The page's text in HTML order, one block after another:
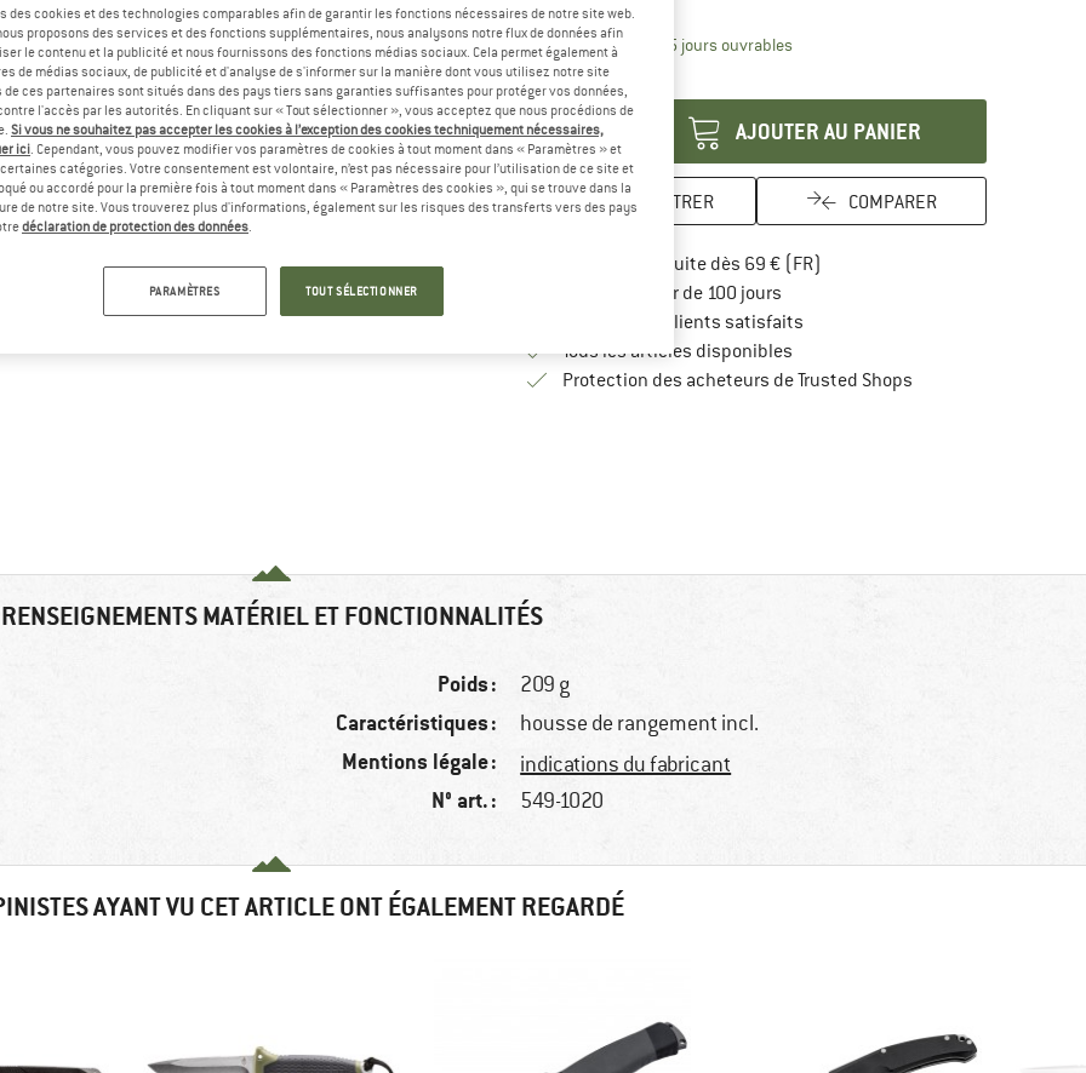
Délai de livraison: 3-5 jours ouvrablesLe lien s'ouvre dans une boîte
Quantité:
AJOUTER AU PANIER
ENREGISTRER COMPARER
Livraison gratuite dès 69 € (FR)
Droit de retour de 100 joursTrouve les informations de
> 4 000 000 clients satisfaits
Tous les articles disponibles
Protection des acheteurs de Trusted ShopsTrouve toutes les
RENSEIGNEMENTS MATÉRIEL ET FONCTIONNALITÉS
Poids : 209 g
Caractéristiques : housse de rangement incl.
Mentions légale : indications du fabricant
N° art. : 549-1020
AYANT VU CET ARTICLE ONT ÉGALEMENT REGARDÉ
des cookies et des technologies comparables afin de garantir les fonctions nécessaires de notre site web.
proposons des services et des fonctions supplémentaires, nous analysons notre flux de données afin
le contenu et la publicité et nous fournissons des fonctions médias sociaux. Cela permet également à
de médias sociaux, de publicité et d'analyse de s'informer sur la manière dont vous utilisez notre site
de ces partenaires sont situés dans des pays tiers sans garanties suffisantes pour protéger vos données,
l'accès par les autorités. En cliquant sur « Tout sélectionner », vous acceptez que nous procédions de
Si vous ne souhaitez pas accepter les cookies à l’exception des cookies techniquement nécessaires,
ici . Cependant, vous pouvez modifier vos paramètres de cookies à tout moment dans « Paramètres » et
catégories. Votre consentement est volontaire, n’est pas nécessaire pour l’utilisation de ce site et
ou accordé pour la première fois à tout moment dans « Paramètres des cookies », qui se trouve dans la
de notre site. Vous trouverez plus d'informations, également sur les risques des transferts vers des pays
déclaration de protection des données
PARAMÈTRES TOUT SÉLECTIONNER